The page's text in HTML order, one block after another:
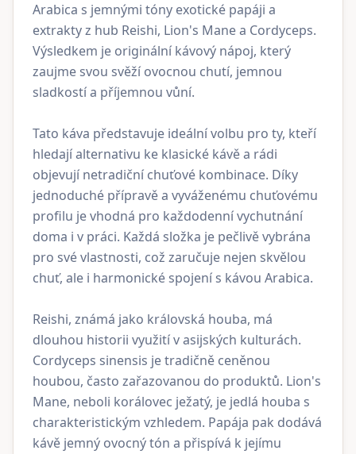
Arabica s jemnými tóny exotické papáji a
extrakty z hub Reishi, Lion's Mane a Cordyceps.
Výsledkem je originální kávový nápoj, který
zaujme svou svěží ovocnou chutí, jemnou
sladkostí a příjemnou vůní.
Tato káva představuje ideální volbu pro ty, kteří
hledají alternativu ke klasické kávě a rádi
objevují netradiční chuťové kombinace. Díky
jednoduché přípravě a vyváženému chuťovému
profilu je vhodná pro každodenní vychutnání
doma i v práci. Každá složka je pečlivě vybrána
pro své vlastnosti, což zaručuje nejen skvělou
chuť, ale i harmonické spojení s kávou Arabica.
Reishi, známá jako královská houba, má
dlouhou historii využití v asijských kulturách.
Cordyceps sinensis je tradičně ceněnou
houbou, často zařazovanou do produktů. Lion's
Mane, neboli korálovec ježatý, je jedlá houba s
charakteristickým vzhledem. Papája pak dodává
kávě jemný ovocný tón a přispívá k jejímu